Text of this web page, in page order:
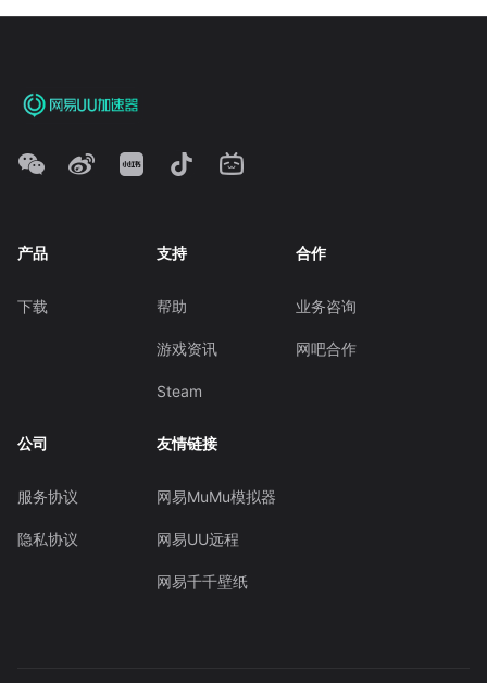
产品
下载
支持
帮助
游戏资讯
Steam
合作
业务咨询
网吧合作
公司
服务协议
隐私协议
友情链接
网易MuMu模拟器
网易UU远程
网易千千壁纸